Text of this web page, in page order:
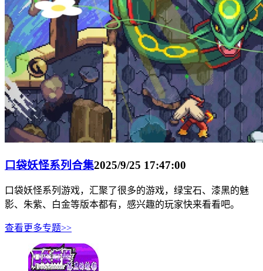
口袋妖怪系列合集2025/9/25 17:47:00
口袋妖怪系列游戏，汇聚了很多的游戏，绿宝石、漆黑的魅
影、朱紫、白金等版本都有，感兴趣的玩家快来看看吧。
查看更多专题>>